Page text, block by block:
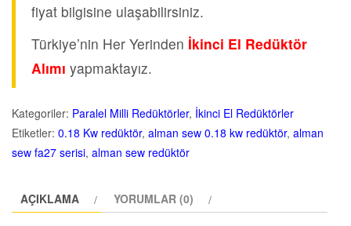
fiyat bilgisine ulaşabilirsiniz.
Türkiye’nin Her Yerinden İkinci El Redüktör
Alımı yapmaktayız.
Kategoriler: Paralel Milli Redüktörler, İkinci El Redüktörler
Etiketler: 0.18 Kw redüktör, alman sew 0.18 kw redüktör, alman
sew fa27 serisi, alman sew redüktör
AÇIKLAMA YORUMLAR (0)